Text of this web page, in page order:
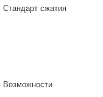
Стандарт сжатия
Возможности